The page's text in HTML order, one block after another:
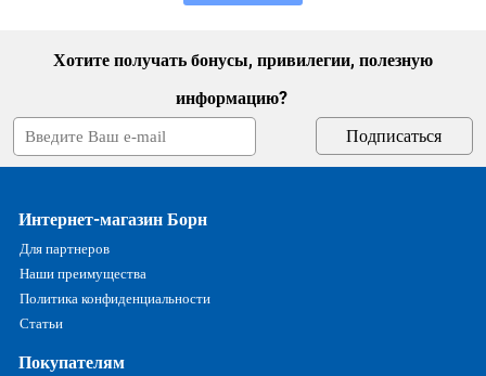
Хотите получать бонусы, привилегии, полезную
информацию?
Интернет-магазин Борн
Для партнеров
Наши преимущества
Политика конфиденциальности
Статьи
Покупателям